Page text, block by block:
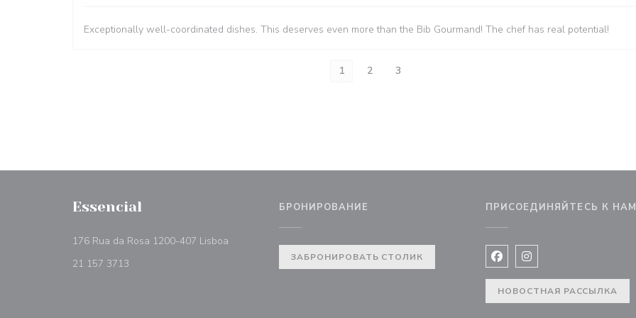
Exceptionally well-coordinated dishes. This deserves even more than the Bib Gourmand! The chef has real potential!
1 2 3
Essencial
176 Rua da Rosa 1200-407 Lisboa
21 157 3713
БРОНИРОВАНИЕ
ЗАБРОНИРОВАТЬ СТОЛИК
ПРИСОЕДИНЯЙТЕСЬ К НАМ
Facebook ((открывается в
Instagram
НОВОСТНАЯ РАССЫЛКА